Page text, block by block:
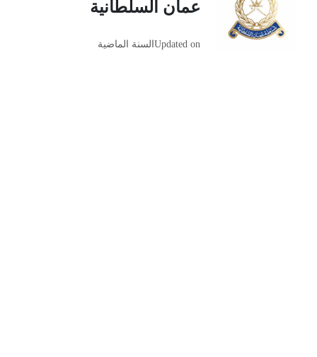
عمان السلطانية
Updated on السنة الماضية